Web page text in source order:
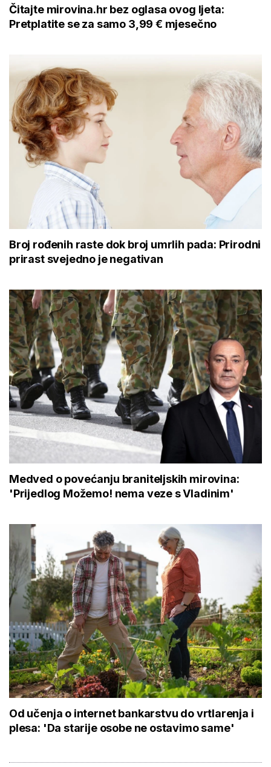
Čitajte mirovina.hr bez oglasa ovog ljeta:
Pretplatite se za samo 3,99 € mjesečno
Broj rođenih raste dok broj umrlih pada: Prirodni
prirast svejedno je negativan
Medved o povećanju braniteljskih mirovina:
'Prijedlog Možemo! nema veze s Vladinim'
Od učenja o internet bankarstvu do vrtlarenja i
plesa: 'Da starije osobe ne ostavimo same'